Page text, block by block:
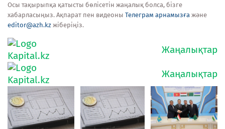
Осы тақырыпқа қатысты бөлісетін жаңалық болса, бізге
хабарласыңыз. Ақпарат пен видеоны Телеграм арнамызға және
editor@azh.kz жіберіңіз.